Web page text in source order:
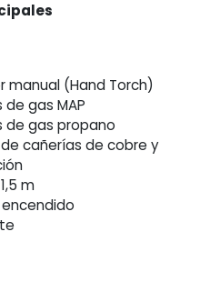
manual (Hand Torch)
gas MAP
gas propano
cañerías de cobre y
m